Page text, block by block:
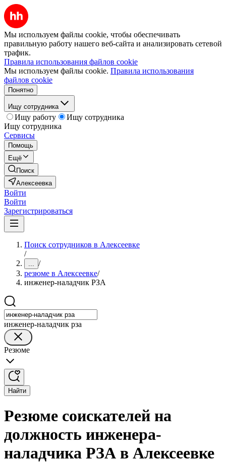
Мы используем файлы cookie, чтобы обеспечивать
правильную работу нашего веб-сайта и анализировать сетевой
трафик.
Правила использования файлов cookie
Мы используем файлы cookie. Правила использования
файлов cookie
Понятно
Ищу сотрудника
Ищу работу
Ищу сотрудника
Ищу сотрудника
Сервисы
Помощь
Ещё
Поиск
Алексеевка
Войти
Войти
Зарегистрироваться
Поиск сотрудников в Алексеевке
/
... /
резюме в Алексеевке/
инженер-наладчик РЗА
инженер-наладчик рза
Резюме
Найти
Резюме соискателей на
должность инженера-
наладчика РЗА в Алексеевке